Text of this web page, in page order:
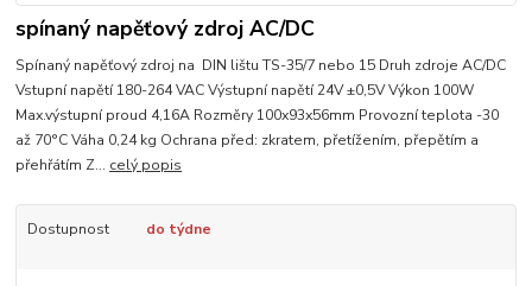
spínaný napěťový zdroj AC/DC
Spínaný napěťový zdroj na DIN lištu TS-35/7 nebo 15 Druh zdroje AC/DC
Vstupní napětí 180-264 VAC Výstupní napětí 24V ±0,5V Výkon 100W
Max.výstupní proud 4,16A Rozměry 100x93x56mm Provozní teplota -30
až 70°C Váha 0,24 kg Ochrana před: zkratem, přetížením, přepětím a
přehřátím Z... celý popis
Dostupnost do týdne